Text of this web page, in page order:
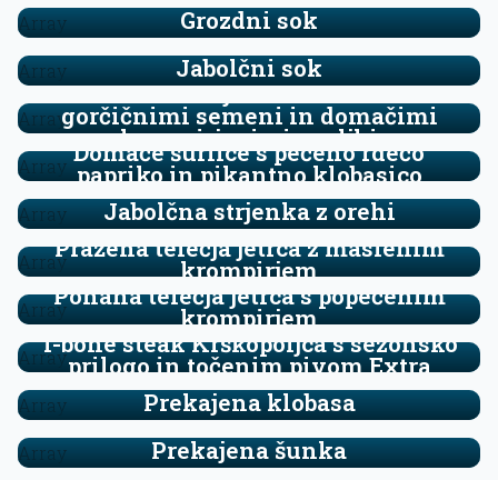
Grozdni sok
Array
Jabolčni sok
Array
Ramsteak v jurčkovi omaki z
gorčičnimi semeni in domačimi
krompirjevimi svaljki
Array
Domače šurlice s pečeno rdečo
papriko in pikantno klobasico
Array
Jabolčna strjenka z orehi
Array
Pražena telečja jetrca z maslenim
krompirjem
Array
Pohana telečja jetrca s popečenim
krompirjem
Array
T-bone steak Krškopoljca s sezonsko
prilogo in točenim pivom Extra
Array
Prekajena klobasa
Array
Prekajena šunka
Array